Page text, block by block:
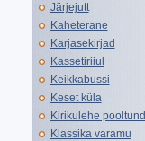
Järjejutt
Kaheterane
Karjasekirjad
Kassetiriiul
Keikkabussi
Keset küla
Kirikulehe pooltund
Klassika varamu